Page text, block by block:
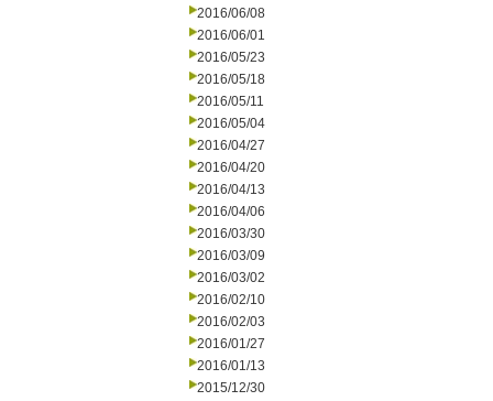
2016/06/08
2016/06/01
2016/05/23
2016/05/18
2016/05/11
2016/05/04
2016/04/27
2016/04/20
2016/04/13
2016/04/06
2016/03/30
2016/03/09
2016/03/02
2016/02/10
2016/02/03
2016/01/27
2016/01/13
2015/12/30